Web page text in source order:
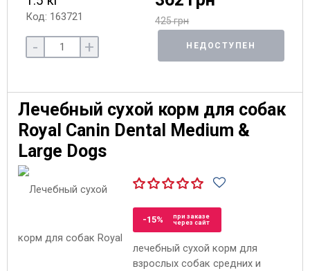
Код: 163721 425 грн
- + НЕДОСТУПЕН
Лечебный сухой корм для собак
Royal Canin Dental Medium &
Large Dogs
-15%
при заказе
через сайт
лечебный сухой корм для
взрослых собак средних и